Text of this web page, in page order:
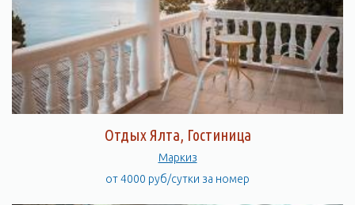
Отдых Ялта, Гостиница
Маркиз
от 4000 руб/сутки за номер